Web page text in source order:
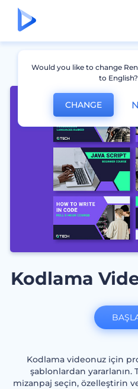
Kodlama
Kodlama videonuz için
şablonlardan yararlanın.
mizanpaj seçin, özelleştirin
Would you like to change
to English?
CHANGE